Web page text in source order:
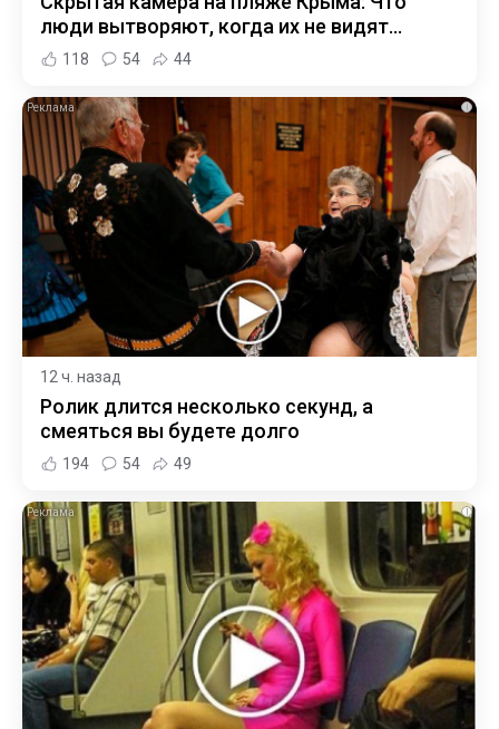
люди вытворяют, когда их не видят...
118 54 44
i
12 ч. назад
Ролик длится несколько секунд, а
смеяться вы будете долго
194 54 49
i